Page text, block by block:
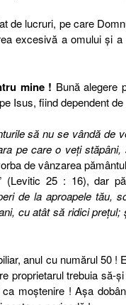
de lucruri, pe care
excesivă a omului şi
mine ! Bună alegere
Isus, fiind dependent
să nu se vândă de
pe care o veţi
de vânzarea
(Levitic 25 : 16), dar
de la aproapele tău,
cu atât să ridici
anul cu numărul 50
proprietarul trebuia să-
moştenire ! Aşa